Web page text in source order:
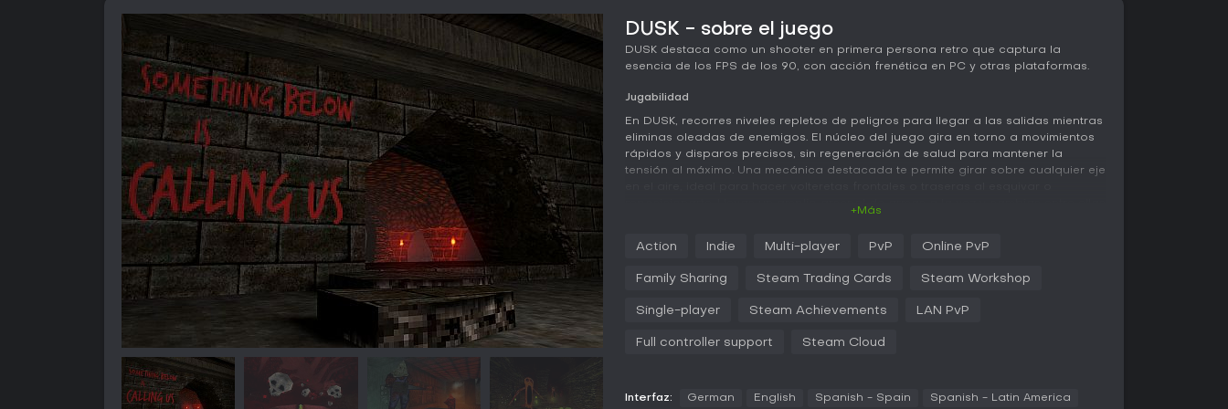
DUSK - sobre el juego
DUSK destaca como un shooter en primera persona retro que captura la
esencia de los FPS de los 90, con acción frenética en PC y otras plataformas.
Jugabilidad
En DUSK, recorres niveles repletos de peligros para llegar a las salidas mientras
eliminas oleadas de enemigos. El núcleo del juego gira en torno a movimientos
rápidos y disparos precisos, sin regeneración de salud para mantener la
tensión al máximo. Una mecánica destacada te permite girar sobre cualquier eje
cada uno exigiendo tácticas distintas para caer. El diseño prioriza velocidad y
entornos inspirados en clásicos.
El combate es fluido y exigente, con niveles que combinan afueras rurales,
ataques cuerpo a cuerpo y a distancia, donde el timing y la gestión de recursos
+Más
Action Indie Multi-player PvP Online PvP
Family Sharing Steam Trading Cards Steam Workshop
Single-player Steam Achievements LAN PvP
Full controller support Steam Cloud
Interfaz: German English Spanish - Spain Spanish - Latin America